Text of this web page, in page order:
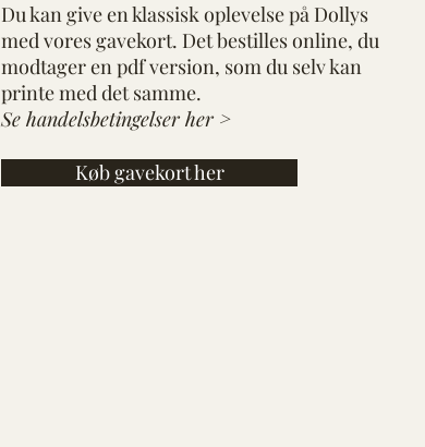
Du kan give en klassisk oplevelse på Dollys
med vores gavekort. Det bestilles online, du
modtager en pdf version, som du selv kan
printe med det samme.
Se handelsbetingelser her >
Køb gavekort her